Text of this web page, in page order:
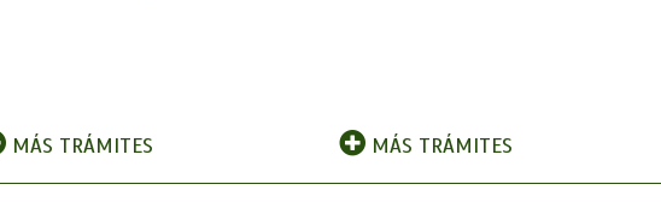
MÁS TRÁMITES MÁS TRÁMITES